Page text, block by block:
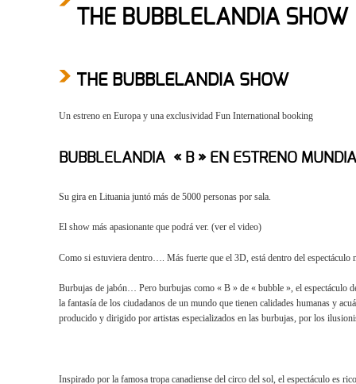
THE BUBBLELANDIA SHOW
THE BUBBLELANDIA SHOW
Un estreno en Europa y una exclusividad Fun International booking
BUBBLELANDIA « B » EN ESTRENO
Su gira en Lituania juntó más de 5000 personas por sala.
El show más apasionante que podrá ver. (ver el video)
Como si estuviera dentro…. Más fuerte que el 3D, está dentro del espectáculo
Burbujas de jabón… Pero burbujas como « B » de « bubble », el espectáculo
la fantasía de los ciudadanos de un mundo que tienen calidades humanas y
producido y dirigido por artistas especializados en las burbujas, por los
Inspirado por la famosa tropa canadiense del circo del sol, el espectáculo es